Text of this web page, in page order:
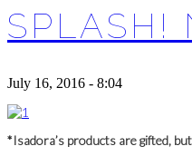
SPLASH!
July 16, 2016 - 8:04
*Isadora’s products are gifted,